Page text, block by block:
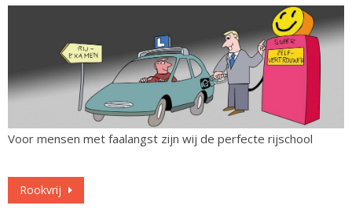
Voor mensen met faalangst zijn wij de perfecte rijschool
Post
Rookvrij